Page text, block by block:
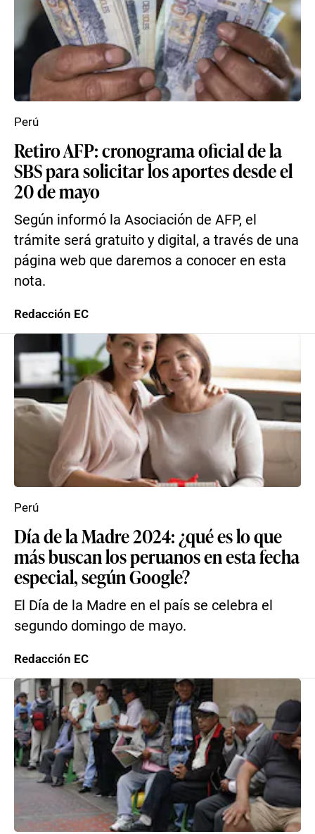
Retiro AFP: cronograma oficial de la
SBS para solicitar los aportes desde el
20 de mayo
Según informó la Asociación de AFP, el
trámite será gratuito y digital, a través de una
página web que daremos a conocer en esta
nota.
Perú
Redacción EC
Día de la Madre 2024: ¿qué es lo que
más buscan los peruanos en esta fecha
especial, según Google?
El Día de la Madre en el país se celebra el
segundo domingo de mayo.
Perú
Redacción EC